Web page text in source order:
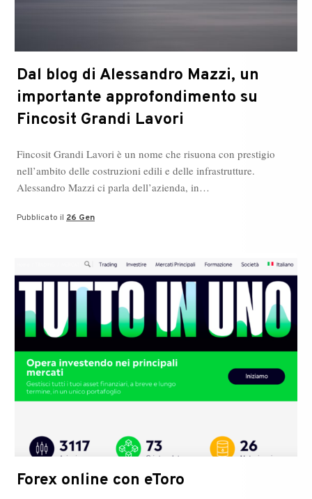
Dal blog di Alessandro Mazzi, un
importante approfondimento su
Fincosit Grandi Lavori
Fincosit Grandi Lavori è un nome che risuona con prestigio
nell’ambito delle costruzioni edili e delle infrastrutture.
Alessandro Mazzi ci parla dell’azienda, in…
Pubblicato il 26 Gen
Forex online con eToro